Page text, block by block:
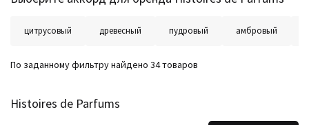
цитрусовый древесный пудровый амбровый
Histoires de Parfums
По заданному фильтру найдено 34 товаров